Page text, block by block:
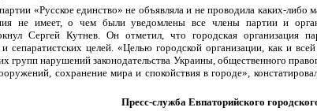
«Русское единство» не объявляла и не проводила каких-либо
не имеет, о чем были уведомлены все члены партии и
Сергей Кутнев. Он отметил, что городская организация
сепаратистских целей. «Целью городской организации, как и
групп нарушений законодательства Украины, общественного
сохранение мира и спокойствия в городе»,
Пресс-служба Евпаторийского